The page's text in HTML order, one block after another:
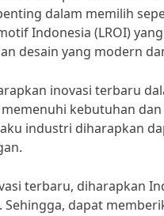
dalam memilih
Indonesia (LROI)
desain yang modern
inovasi terbaru
kebutuhan
industri diharapkan
terbaru, diharapkan
Sehingga, dapat